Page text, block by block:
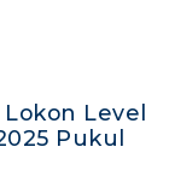
Level
Pukul